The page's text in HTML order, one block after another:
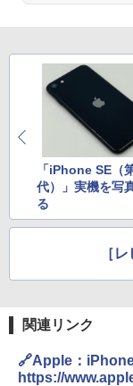
「iPhone SE（
代）」実機を写
る
［
関連リンク
🔗Apple：
https://